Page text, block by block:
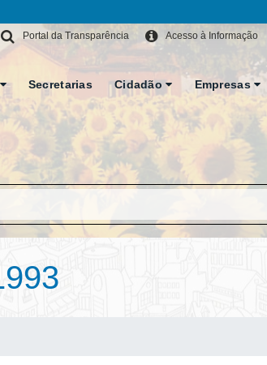
Acesso à Informação
Portal da Transparência
Secretarias Cidadão Empresas